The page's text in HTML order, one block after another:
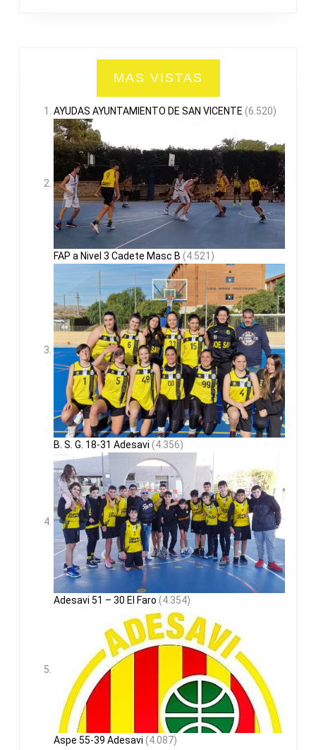
MAS VISTAS
AYUDAS AYUNTAMIENTO DE SAN VICENTE (6.520)
FAP a Nivel 3 Cadete Masc B (4.521)
B. S. G. 18-31 Adesavi (4.356)
Adesavi 51 – 30 El Faro (4.354)
Aspe 55-39 Adesavi (4.087)